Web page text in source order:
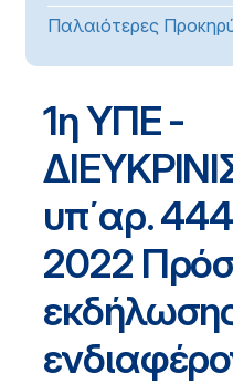
Παλαιότερες
1η ΥΠΕ -
υπ΄αρ.
2022